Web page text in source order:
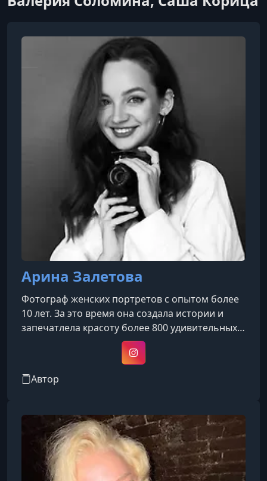
Арина Залетова
Фотограф женских портретов с опытом более
10 лет. За это время она создала истории и
запечатлела красоту более 800 удивительных
женщин. Каждая съемка для нее — это не
просто создание кадров, а возможность
уверенно, свободно и по-настоящему
помогает увидеть индивидуальность каждой
героини и сохранить ее в атмосферных, живых
портретах.
Instagram
Автор